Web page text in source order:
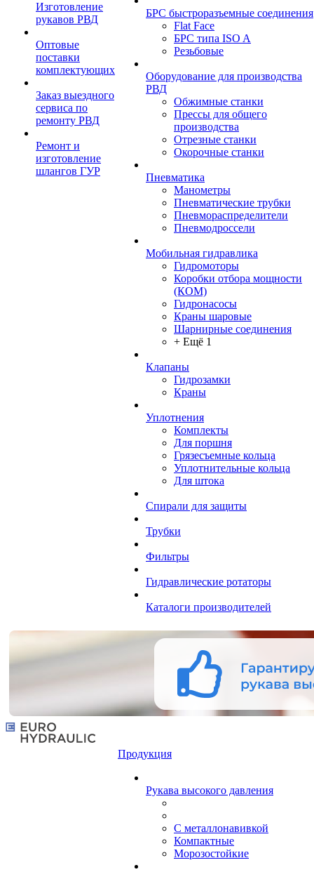
Изготовление
рукавов РВД
Оптовые
поставки
комплектующих
Заказ выездного
сервиса по
ремонту РВД
Ремонт и
изготовление
шлангов ГУР
БРС быстроразъемные соединения
Flat Face
БРС типа ISO A
Резьбовые
Оборудование для производства
РВД
Обжимные станки
Прессы для общего
производства
Отрезные станки
Окорочные станки
Пневматика
Манометры
Пневматические трубки
Пневмораспределители
Пневмодроссели
Мобильная гидравлика
Гидромоторы
Коробки отбора мощности
(КОМ)
Гидронасосы
Краны шаровые
Шарнирные соединения
+ Ещё 1
Клапаны
Гидрозамки
Краны
Уплотнения
Комплекты
Для поршня
Грязесъемные кольца
Уплотнительные кольца
Для штока
Спирали для защиты
Трубки
Фильтры
Гидравлические ротаторы
Каталоги производителей
Продукция
Рукава высокого давления
С металлонавивкой
Компактные
Морозостойкие